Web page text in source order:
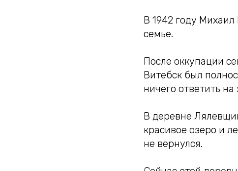
В 1942 году
семье.
После оккупации
Витебск был
ничего ответить
В деревне
красивое озеро и
не вернулся.